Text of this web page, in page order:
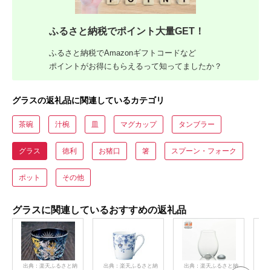
ふるさと納税でポイント大量GET！
ふるさと納税でAmazonギフトコードなど
ポイントがお得にもらえるって知ってましたか？
グラスの返礼品に関連しているカテゴリ
茶碗 汁椀 皿 マグカップ タンブラー
グラス 徳利 お猪口 箸 スプーン・フォーク
ポット その他
グラスに関連しているおすすめの返礼品
出典：楽天ふるさと納
出典：楽天ふるさと納
出典：楽天ふるさと納